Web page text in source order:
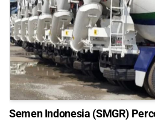
Semen Indonesia (SMGR)